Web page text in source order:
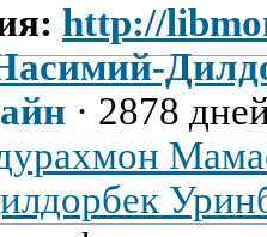
http://
· 2878